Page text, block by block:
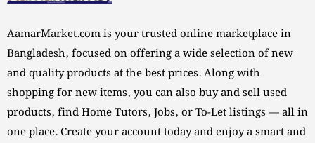
AamarMarket.com is your trusted online marketplace in
Bangladesh, focused on offering a wide selection of new
and quality products at the best prices. Along with
shopping for new items, you can also buy and sell used
products, find Home Tutors, Jobs, or To-Let listings — all in
one place. Create your account today and enjoy a smart and